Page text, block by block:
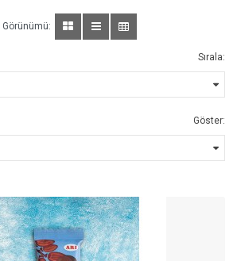
Görünümü:
Sırala:
Göster: